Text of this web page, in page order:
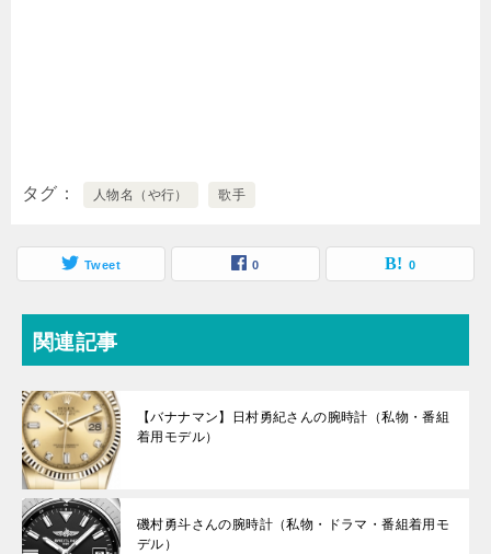
タグ 人物名（や行） 歌手
Tweet 0 0
関連記事
【バナナマン】日村勇紀さんの腕時計（私物・番組
着用モデル）
磯村勇斗さんの腕時計（私物・ドラマ・番組着用モ
デル）